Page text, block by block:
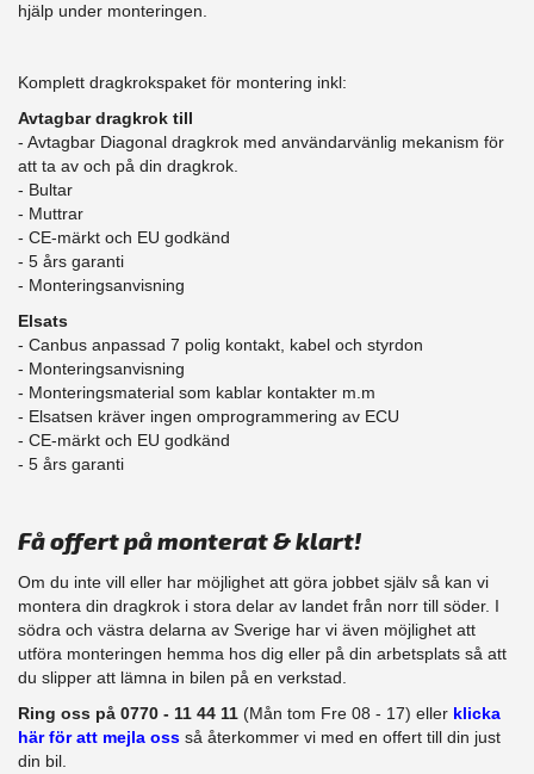
hjälp under monteringen.
Komplett dragkrokspaket för montering inkl:
Avtagbar dragkrok till
- Avtagbar Diagonal dragkrok med användarvänlig mekanism för
att ta av och på din dragkrok.
- Bultar
- Muttrar
- CE-märkt och EU godkänd
- 5 års garanti
- Monteringsanvisning
Elsats
- Canbus anpassad 7 polig kontakt, kabel och styrdon
- Monteringsanvisning
- Monteringsmaterial som kablar kontakter m.m
- Elsatsen kräver ingen omprogrammering av ECU
- CE-märkt och EU godkänd
​- 5 års garanti
Få offert på monterat & klart!
Om du inte vill eller har möjlighet att göra jobbet själv så kan vi
montera din dragkrok i stora delar av landet från norr till söder. I
södra och västra delarna av Sverige har vi även möjlighet att
utföra monteringen hemma hos dig eller på din arbetsplats så att
du slipper att lämna in bilen på en verkstad.
Ring oss på 0770 - 11 44 11 (Mån tom Fre 08 - 17) eller klicka
här för att mejla oss så återkommer vi med en offert till din just
din bil.